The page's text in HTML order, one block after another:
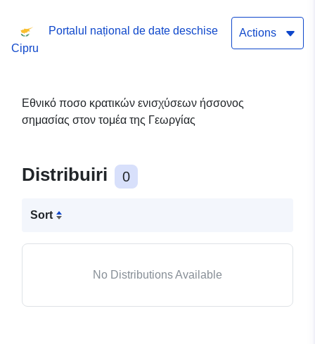
Portalul național de date deschise
Cipru
Actions
Εθνικό ποσο κρατικών ενισχύσεων ήσσονος
σημασίας στον τομέα της Γεωργίας
Distribuiri 0
Sort
No Distributions Available